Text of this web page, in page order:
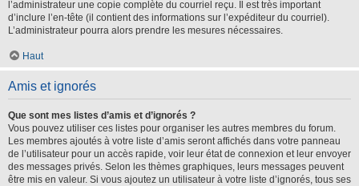
l’administrateur une copie complète du courriel reçu. Il est très important
d’inclure l’en-tête (il contient des informations sur l’expéditeur du courriel).
L’administrateur pourra alors prendre les mesures nécessaires.
Haut
Amis et ignorés
Que sont mes listes d’amis et d’ignorés ?
Vous pouvez utiliser ces listes pour organiser les autres membres du forum.
Les membres ajoutés à votre liste d’amis seront affichés dans votre panneau
de l’utilisateur pour un accès rapide, voir leur état de connexion et leur envoyer
des messages privés. Selon les thèmes graphiques, leurs messages peuvent
être mis en valeur. Si vous ajoutez un utilisateur à votre liste d’ignorés, tous ses